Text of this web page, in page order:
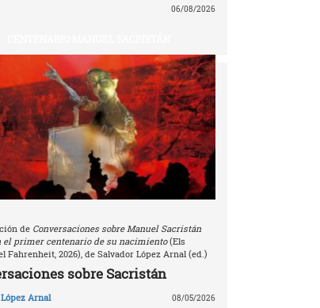
06/08/2026
de Conversaciones sobre Manuel Sacristán
el primer centenario de su nacimiento(Els
Fahrenheit, 2026), de Salvador López Arnal (ed.)
sobre Sacristán
Arnal 08/05/2026